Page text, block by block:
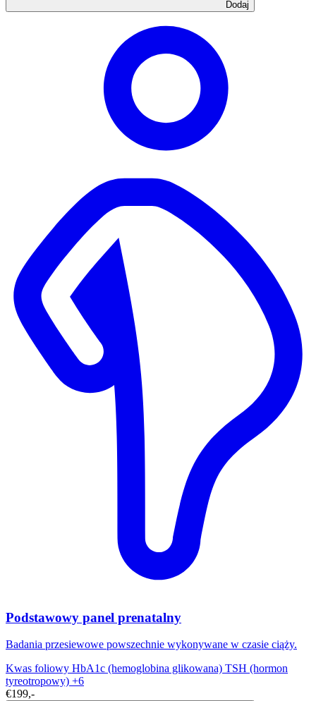
Dodaj
Podstawowy panel prenatalny
Badania przesiewowe powszechnie wykonywane w czasie ciąży.
Kwas foliowy HbA1c (hemoglobina glikowana) TSH (hormon
tyreotropowy) +6
€199,-